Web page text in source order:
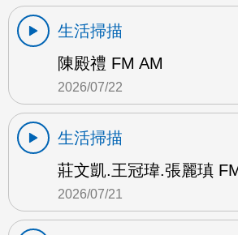
生活掃描
陳殿禮 FM AM
2026/07/22
生活掃描
莊文凱.王冠瑋.張麗瑱
2026/07/21